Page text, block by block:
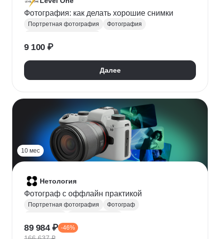
Фотография: как делать хорошие снимки
Портретная фотография
Фотография
Пейзажная фотография
Обработка изображений
Раскадровка
9 100 ₽
Далее
10 мес
Нетология
Фотограф c оффлайн практикой
Портретная фотография
Фотограф
Цветокоррекция
89 984 ₽ -46%